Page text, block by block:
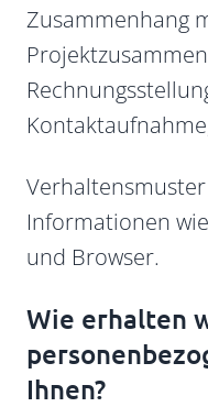
Zusammenhang
Informationen
und Browser.
Wie erhalten
Ihnen?